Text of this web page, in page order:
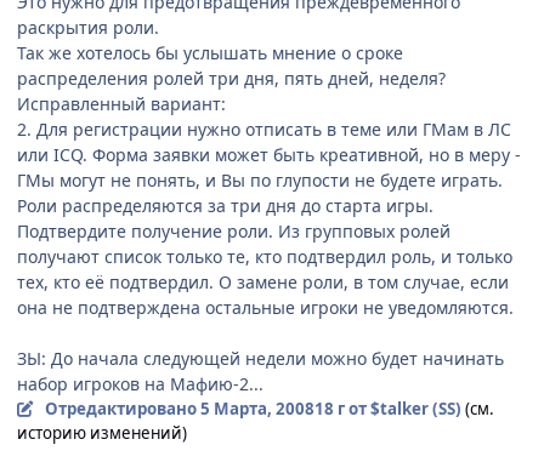
раскрытия роли.
Так же хотелось бы услышать мнение о сроке
распределения ролей три дня, пять дней, неделя?
Исправленный вариант:
2. Для регистрации нужно отписать в теме или ГМам в ЛС
или ICQ. Форма заявки может быть креативной, но в меру -
ГМы могут не понять, и Вы по глупости не будете играть.
Роли распределяются за три дня до старта игры.
Подтвердите получение роли. Из групповых ролей
получают список только те, кто подтвердил роль, и только
тех, кто её подтвердил. О замене роли, в том случае, если
она не подтверждена остальные игроки не уведомляются.
ЗЫ: До начала следующей недели можно будет начинать
набор игроков на Мафию-2...
Отредактировано5 Марта, 200818 гот $talker (SS) (см.
историю изменений)